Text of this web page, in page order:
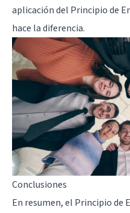
aplicación del Principio de
hace la diferencia.
Conclusiones
En resumen, el Principio de